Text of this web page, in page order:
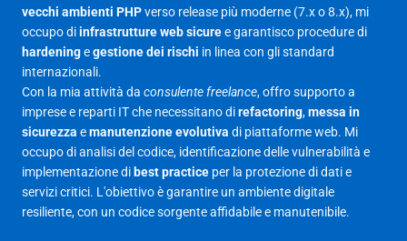
Maggio 2025 27
Aprile 2025
Marzo 2025
Febbraio 2025 17
Gennaio 2025
Giugno 2023
Maggio 2023
vecchi ambienti PHPverso release più moderne (7.x o 8.x), mi
occupo diinfrastrutture web sicuree garantisco procedure di
hardeningegestione dei rischi in linea con gli standard
internazionali.
Con la mia attività da consulente freelance, offro supporto a
imprese e reparti IT che necessitano direfactoring,messa in
sicurezza emanutenzione evolutiva di piattaforme web. Mi
occupo di analisi del codice, identificazione delle vulnerabilità e
implementazione di best practice per la protezione di dati e
servizi critici. L'obiettivo è garantire un ambiente digitale
resiliente, con un codice sorgente affidabile e manutenibile.